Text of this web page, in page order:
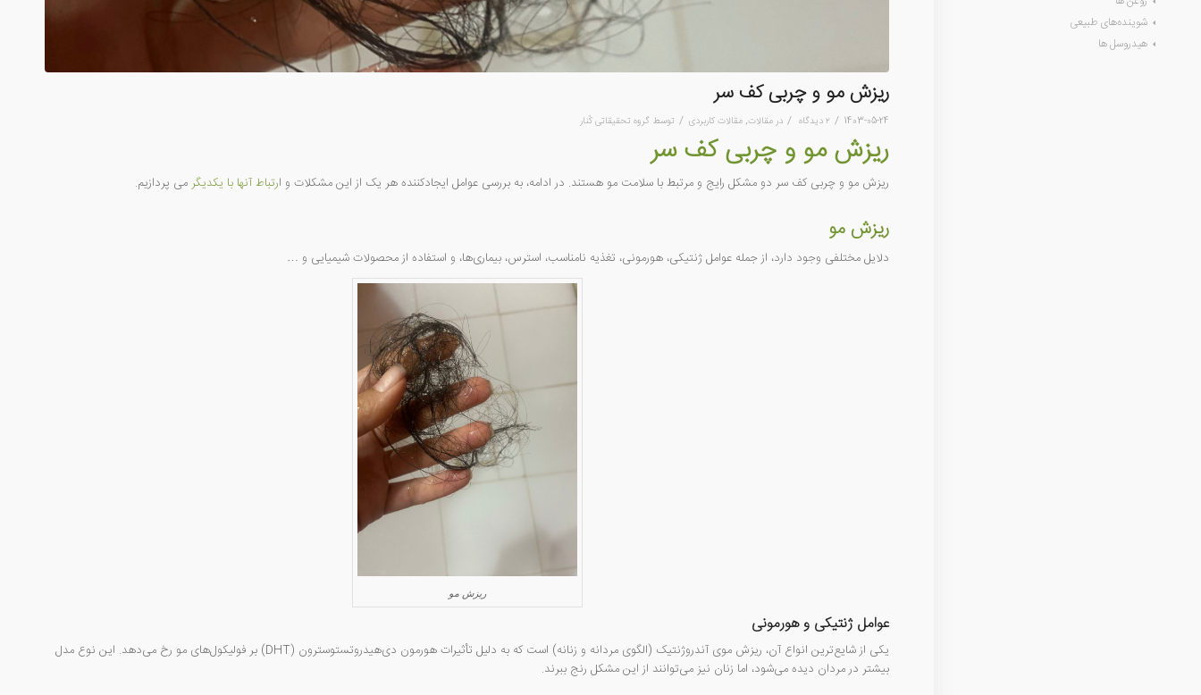
ریزش مو و چربی کف سر
1403-05-24
/ ۲ دیدگاه / در مقالات, مقالات کاربردی / توسط گروه تحقیقاتی کُنار
ریزش مو و چربی کف سر
ریزش مو و چربی کف سر دو مشکل رایج و مرتبط با سلامت مو هستند. در ادامه، به بررسی عوامل ایجادکننده هر یک از این مشکلات و ارتباط آنها با یکدیگر می پردازیم.
ریزش مو
دلایل مختلفی وجود دارد، از جمله عوامل ژنتیکی، هورمونی، تغذیه نامناسب، استرس، بیماری‌ها، و استفاده از محصولات شیمیایی و …
ریزش مو
عوامل ژنتیکی و هورمونی
یکی از شایع‌ترین انواع آن، ریزش موی آندروژنتیک (الگوی مردانه و زنانه) است که به دلیل تأثیرات هورمون دی‌هیدروتستوسترون (DHT) بر فولیکول‌های مو رخ می‌دهد. این نوع مدل
بیشتر در مردان دیده می‌شود، اما زنان نیز می‌توانند از این مشکل رنج ببرند.
شوینده‌های طبیعی
هیدروسل ها